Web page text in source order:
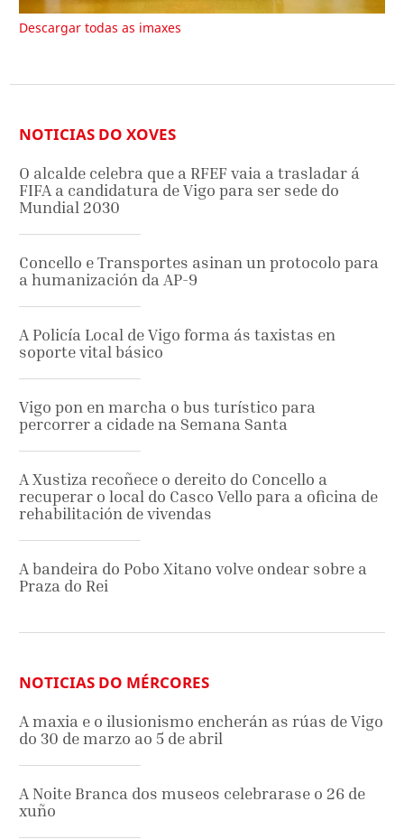
Descargar todas as imaxes
NOTICIAS DO XOVES
O alcalde celebra que a RFEF vaia a trasladar á
FIFA a candidatura de Vigo para ser sede do
Mundial 2030
Concello e Transportes asinan un protocolo para
a humanización da AP-9
A Policía Local de Vigo forma ás taxistas en
soporte vital básico
Vigo pon en marcha o bus turístico para
percorrer a cidade na Semana Santa
A Xustiza recoñece o dereito do Concello a
recuperar o local do Casco Vello para a oficina de
rehabilitación de vivendas
A bandeira do Pobo Xitano volve ondear sobre a
Praza do Rei
NOTICIAS DO MÉRCORES
A maxia e o ilusionismo encherán as rúas de Vigo
do 30 de marzo ao 5 de abril
A Noite Branca dos museos celebrarase o 26 de
xuño